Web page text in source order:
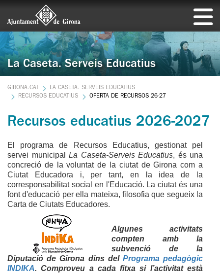
La Caseta. Serveis Educatius
GIRONA.CAT
LA CASETA. SERVEIS EDUCATIUS
RECURSOS EDUCATIUS
OFERTA DE RECURSOS 26-27
Recursos educatius 2026-2027
El programa de Recursos Educatius, gestionat pel
servei municipal La Caseta-Serveis Educatius, és una
concreció de la voluntat de la ciutat de Girona com a
Ciutat Educadora i, per tant, en la idea de la
corresponsabilitat social en l'Educació. La ciutat és una
font d'educació per ella mateixa, filosofia que segueix la
Carta de Ciutats Educadores.
Algunes activitats
compten amb la
subvenció de la
Diputació de Girona dins del Programa pedagògic
INDIKA. Comproveu a cada fitxa si l’activitat està